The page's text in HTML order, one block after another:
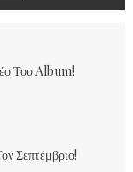
Του Album!
Σεπτέμβριο!